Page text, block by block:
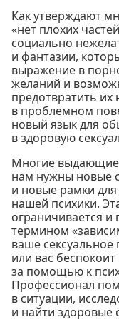
Как утверждают
«нет плохих
социально
и фантазии,
выражение в
желаний и
предотвратить
в проблемном
новый язык для
в здоровую
Многие
нам нужны новые
и новые рамки
нашей психики.
ограничивается и
термином
ваше
или вас
за помощью к
Профессионал
в ситуации,
и найти здоровые